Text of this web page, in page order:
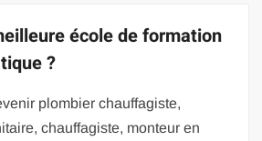
école de formation
?
plombier chauffagiste,
chauffagiste, monteur en